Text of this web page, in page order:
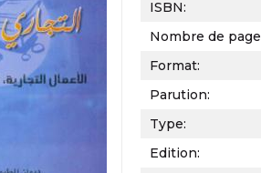
ISBN:
Nombre de
Format:
Parution:
Type:
Edition: